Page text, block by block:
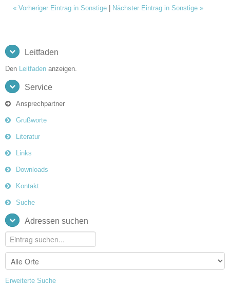
« Vorheriger Eintrag in Sonstige | Nächster Eintrag in Sonstige »
Leitfaden
Den Leitfaden anzeigen.
Service
Ansprechpartner
Grußworte
Literatur
Links
Downloads
Kontakt
Suche
Adressen suchen
Erweiterte Suche